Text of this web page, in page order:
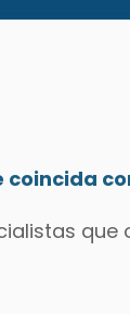
coincida
que